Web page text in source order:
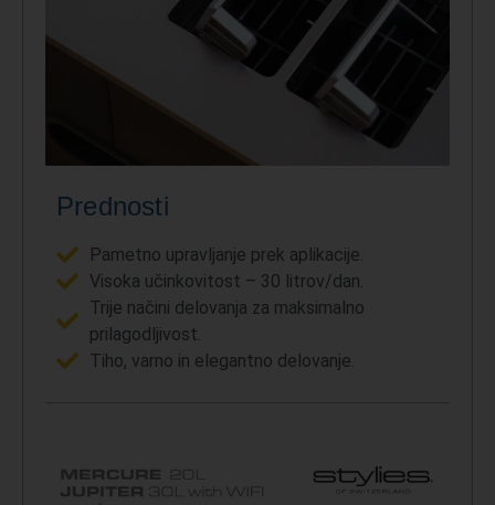
Prednosti
Pametno upravljanje prek aplikacije.
Visoka učinkovitost – 30 litrov/dan.
Trije načini delovanja za maksimalno
prilagodljivost.
Tiho, varno in elegantno delovanje.